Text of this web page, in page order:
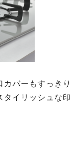
バーもすっきり
タイリッシュな印